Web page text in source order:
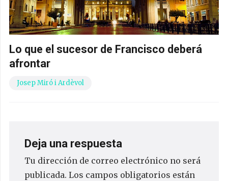
Lo que el sucesor de Francisco deberá
afrontar
Josep Miró i Ardèvol
Deja una respuesta
Tu dirección de correo electrónico no será
publicada. Los campos obligatorios están